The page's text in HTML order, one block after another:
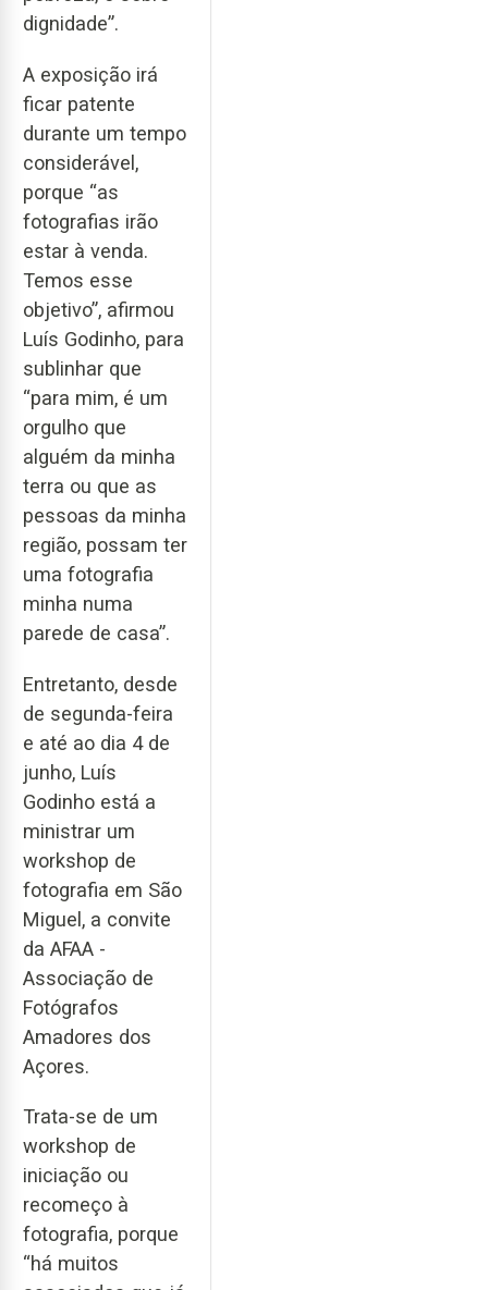
dignidade”.
A exposição irá
ficar patente
durante um tempo
considerável,
porque “as
fotografias irão
estar à venda.
Temos esse
objetivo”, afirmou
Luís Godinho, para
sublinhar que
“para mim, é um
orgulho que
alguém da minha
terra ou que as
pessoas da minha
região, possam ter
uma fotografia
minha numa
parede de casa”.
Entretanto, desde
de segunda-feira
e até ao dia 4 de
junho, Luís
Godinho está a
ministrar um
workshop de
fotografia em São
Miguel, a convite
da AFAA -
Associação de
Fotógrafos
Amadores dos
Açores.
Trata-se de um
workshop de
iniciação ou
recomeço à
fotografia, porque
“há muitos